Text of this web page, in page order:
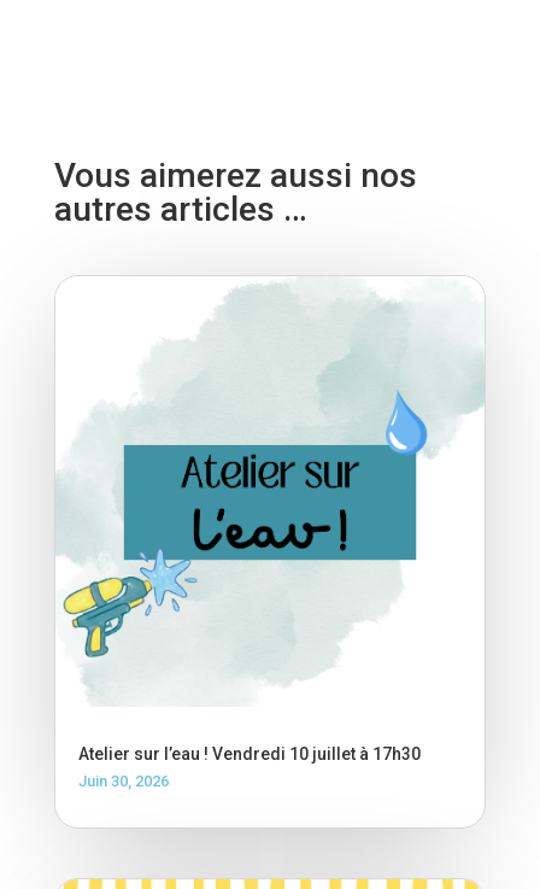
Vous aimerez aussi nos
autres articles …
Atelier sur l’eau ! Vendredi 10 juillet à 17h30
Juin 30, 2026